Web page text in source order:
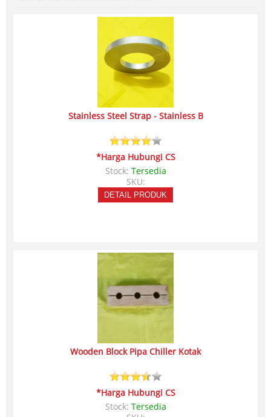
Stainless Steel Strap - Stainless B
*Harga Hubungi CS
Stock: Tersedia
SKU:
DETAIL PRODUK
Wooden Block Pipa Chiller Kotak
*Harga Hubungi CS
Stock: Tersedia